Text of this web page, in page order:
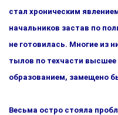
стал хроническим
начальников застав по
не готовилась. Многие из
тылов по техчасти
образованием, замещено
Весьма остро стояла